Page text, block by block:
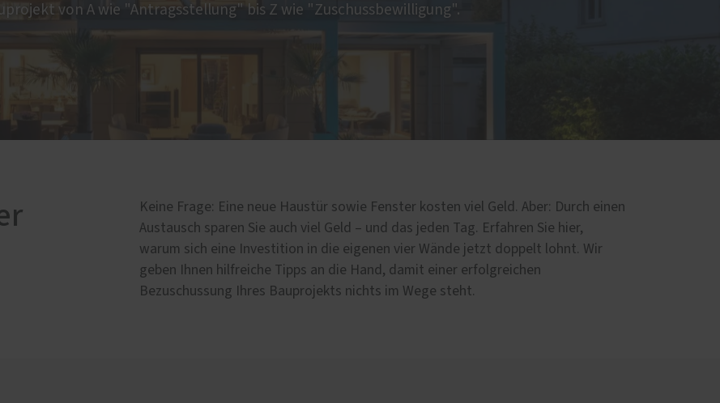
von A wie "Antragsstellung" bis Z wie "Zuschussbewilligung".
Keine Frage: Eine neue Haustür sowie Fenster kosten viel Geld. Aber: Durch einen
Austausch sparen Sie auch viel Geld – und das jeden Tag. Erfahren Sie hier,
warum sich eine Investition in die eigenen vier Wände jetzt doppelt lohnt. Wir
geben Ihnen hilfreiche Tipps an die Hand, damit einer erfolgreichen
Bezuschussung Ihres Bauprojekts nichts im Wege steht.